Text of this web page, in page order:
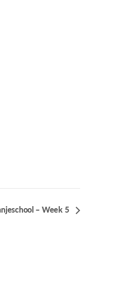
– Week 5